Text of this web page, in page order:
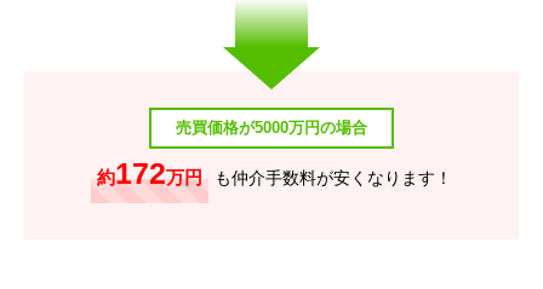
売買価格が5000万円の場合
約172万円 も仲介手数料が安くなります！